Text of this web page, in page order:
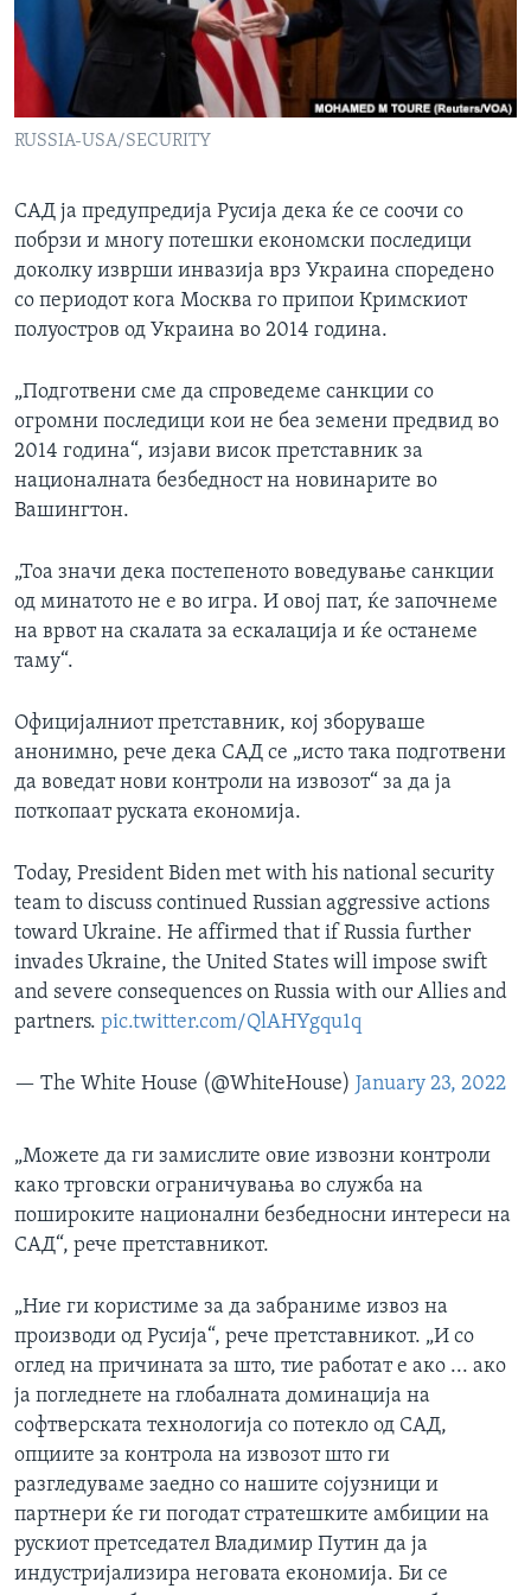
ИНТЕРВЈУА
Јазици
RUSSIA-USA/SECURITY
САД ја предупредија Русија дека ќе се соочи со
побрзи и многу потешки економски последици
доколку изврши инвазија врз Украина споредено
со периодот кога Москва го припои Кримскиот
полуостров од Украина во 2014 година.
„Подготвени сме да спроведеме санкции со
огромни последици кои не беа земени предвид во
2014 година“, изјави висок претставник за
националната безбедност на новинарите во
Вашингтон.
„Тоа значи дека постепеното воведување санкции
од минатото не е во игра. И овој пат, ќе започнеме
на врвот на скалата за ескалација и ќе останеме
таму“.
Официјалниот претставник, кој зборуваше
анонимно, рече дека САД се „исто така подготвени
да воведат нови контроли на извозот“ за да ја
поткопаат руската економија.
Today, President Biden met with his national security
team to discuss continued Russian aggressive actions
toward Ukraine. He affirmed that if Russia further
invades Ukraine, the United States will impose swift
and severe consequences on Russia with our Allies and
partners. pic.twitter.com/QlAHYgqu1q
— The White House (@WhiteHouse) January 23, 2022
„Можете да ги замислите овие извозни контроли
како трговски ограничувања во служба на
пошироките национални безбедносни интереси на
САД“, рече претставникот.
„Ние ги користиме за да забраниме извоз на
производи од Русија“, рече претставникот. „И со
оглед на причината за што, тие работат е ако ... ако
ја погледнете на глобалната доминација на
софтверската технологија со потекло од САД,
опциите за контрола на извозот што ги
разгледуваме заедно со нашите сојузници и
партнери ќе ги погодат стратешките амбиции на
рускиот претседател Владимир Путин да ја
индустријализира неговата економија. Би се